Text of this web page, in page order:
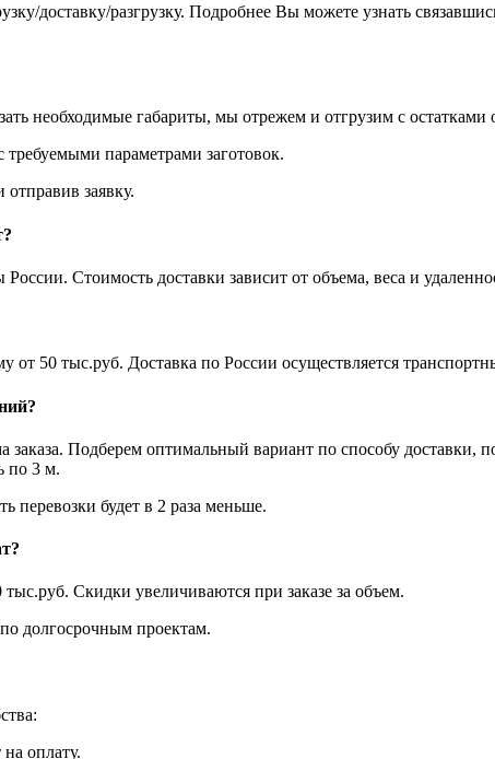
доставку/разгрузку. Подробнее Вы можете узнать
необходимые габариты, мы отрежем и отгрузим с остатками
параметрами заготовок.
заявку.
Стоимость доставки зависит от объема, веса и
от 50 тыс.руб. Доставка по России осуществляется
заказа. Подберем оптимальный вариант по способу доставки,
по 3 м.
перевозки будет в 2 раза меньше.
Скидки увеличиваются при заказе за объем.
долгосрочным проектам.
оплату.